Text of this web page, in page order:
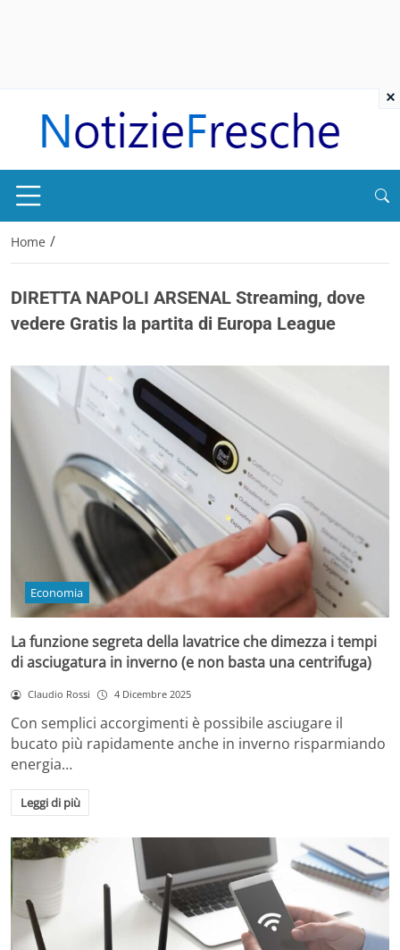
Home /
DIRETTA NAPOLI ARSENAL Streaming, dove
vedere Gratis la partita di Europa League
Economia
La funzione segreta della lavatrice che dimezza i tempi
di asciugatura in inverno (e non basta una centrifuga)
Claudio Rossi 4 Dicembre 2025
Con semplici accorgimenti è possibile asciugare il
bucato più rapidamente anche in inverno risparmiando
energia…
Leggi di più
×